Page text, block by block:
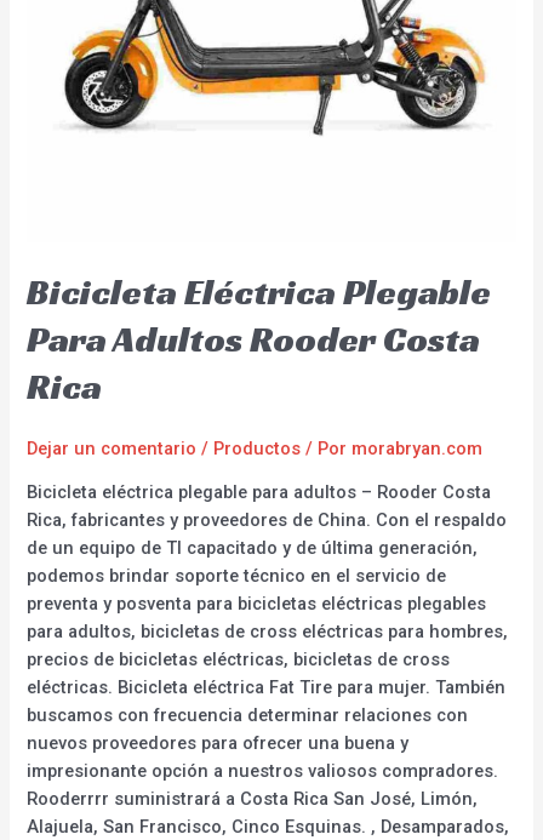
Bicicleta Eléctrica Plegable
Para Adultos Rooder Costa
Rica
Dejar un comentario / Productos / Por morabryan.com
Bicicleta eléctrica plegable para adultos – Rooder Costa
Rica, fabricantes y proveedores de China. Con el respaldo
de un equipo de TI capacitado y de última generación,
podemos brindar soporte técnico en el servicio de
preventa y posventa para bicicletas eléctricas plegables
para adultos, bicicletas de cross eléctricas para hombres,
precios de bicicletas eléctricas, bicicletas de cross
eléctricas. Bicicleta eléctrica Fat Tire para mujer. También
buscamos con frecuencia determinar relaciones con
nuevos proveedores para ofrecer una buena y
impresionante opción a nuestros valiosos compradores.
Rooderrrr suministrará a Costa Rica San José, Limón,
Alajuela, San Francisco, Cinco Esquinas. , Desamparados,